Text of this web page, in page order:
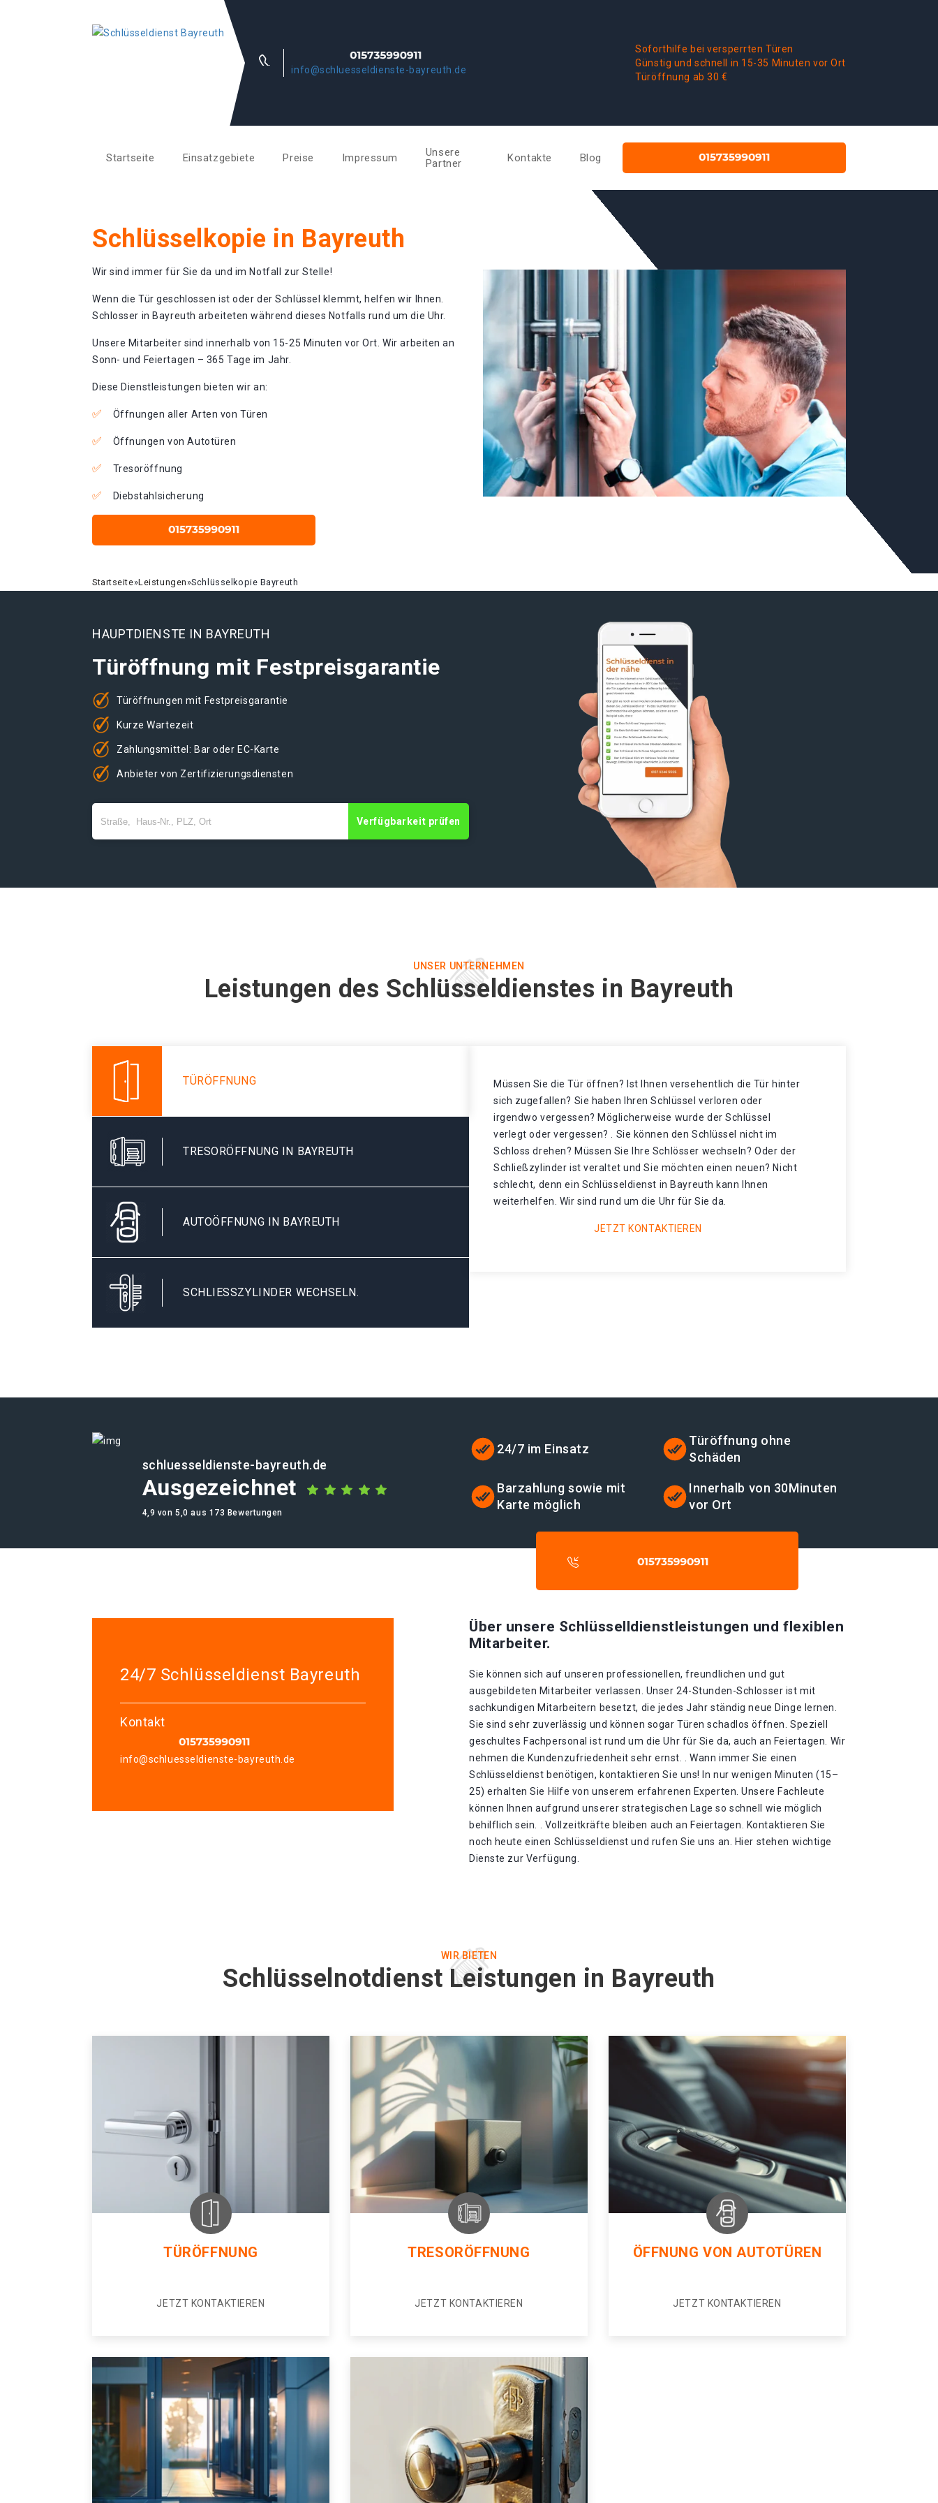
info@schluesseldienste-bayreuth.de
Soforthilfe bei versperrten Türen
Günstig und schnell in 15-35 Minuten vor Ort
Türöffnung ab 30 €
Startseite Einsatzgebiete Preise Impressum
Unsere
Partner
Kontakte Blog
Schlüsselkopie in Bayreuth
Wir sind immer für Sie da und im Notfall zur Stelle!
Wenn die Tür geschlossen ist oder der Schlüssel klemmt, helfen wir Ihnen.
Schlosser in Bayreuth arbeiteten während dieses Notfalls rund um die Uhr.
Unsere Mitarbeiter sind innerhalb von 15-25 Minuten vor Ort. Wir arbeiten an
Sonn- und Feiertagen – 365 Tage im Jahr.
Diese Dienstleistungen bieten wir an:
Öffnungen aller Arten von Türen
Öffnungen von Autotüren
Tresoröffnung
Diebstahlsicherung
Startseite»Leistungen»Schlüsselkopie Bayreuth
HAUPTDIENSTE IN BAYREUTH
Türöffnung mit Festpreisgarantie
Türöffnungen mit Festpreisgarantie
Kurze Wartezeit
Zahlungsmittel: Bar oder EC-Karte
Anbieter von Zertifizierungsdiensten
Verfügbarkeit prüfen
UNSER UNTERNEHMEN
Leistungen des Schlüsseldienstes in Bayreuth
TÜRÖFFNUNG
TRESORÖFFNUNG IN BAYREUTH
AUTOÖFFNUNG IN BAYREUTH
SCHLIESSZYLINDER WECHSELN.
Müssen Sie die Tür öffnen? Ist Ihnen versehentlich die Tür hinter
sich zugefallen? Sie haben Ihren Schlüssel verloren oder
irgendwo vergessen? Möglicherweise wurde der Schlüssel
verlegt oder vergessen? . Sie können den Schlüssel nicht im
Schloss drehen? Müssen Sie Ihre Schlösser wechseln? Oder der
Schließzylinder ist veraltet und Sie möchten einen neuen? Nicht
schlecht, denn ein Schlüsseldienst in Bayreuth kann Ihnen
weiterhelfen. Wir sind rund um die Uhr für Sie da.
JETZT KONTAKTIEREN
schluesseldienste-bayreuth.de
Ausgezeichnet
4,9 von 5,0 aus 173 Bewertungen
24/7 im Einsatz
Türöffnung ohne
Schäden
Barzahlung sowie mit
Karte möglich
Innerhalb von 30Minuten
vor Ort
24/7 Schlüsseldienst Bayreuth
Kontakt
info@schluesseldienste-bayreuth.de
Über unsere Schlüsselldienstleistungen und flexiblen
Mitarbeiter.
Sie können sich auf unseren professionellen, freundlichen und gut
ausgebildeten Mitarbeiter verlassen. Unser 24-Stunden-Schlosser ist mit
sachkundigen Mitarbeitern besetzt, die jedes Jahr ständig neue Dinge lernen.
Sie sind sehr zuverlässig und können sogar Türen schadlos öffnen. Speziell
geschultes Fachpersonal ist rund um die Uhr für Sie da, auch an Feiertagen. Wir
nehmen die Kundenzufriedenheit sehr ernst. . Wann immer Sie einen
Schlüsseldienst benötigen, kontaktieren Sie uns! In nur wenigen Minuten (15–
25) erhalten Sie Hilfe von unserem erfahrenen Experten. Unsere Fachleute
können Ihnen aufgrund unserer strategischen Lage so schnell wie möglich
behilflich sein. . Vollzeitkräfte bleiben auch an Feiertagen. Kontaktieren Sie
noch heute einen Schlüsseldienst und rufen Sie uns an. Hier stehen wichtige
Dienste zur Verfügung.
WIR BIETEN
Schlüsselnotdienst Leistungen in Bayreuth
TÜRÖFFNUNG
JETZT KONTAKTIEREN
TRESORÖFFNUNG
JETZT KONTAKTIEREN
ÖFFNUNG VON AUTOTÜREN
JETZT KONTAKTIEREN